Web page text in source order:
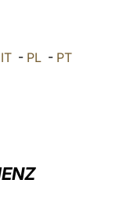
中文
IT - PL - PT